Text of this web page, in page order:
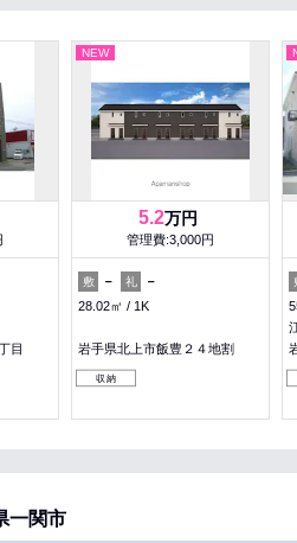
目
NEW
5.2万円
管理費:3,000円
敷 － 礼
－
28.02㎡
1K
岩手県北上市飯豊２４地割
収納
一関市